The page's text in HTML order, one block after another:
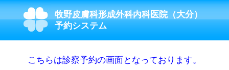
牧野皮膚科形成外科内科医院（大分）
予約システム
こちらは診察予約の画面となっております。